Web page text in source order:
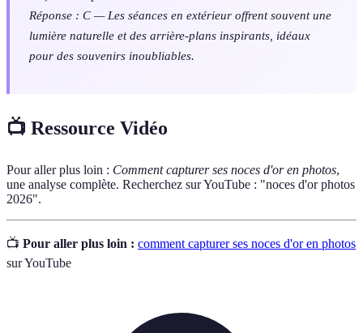
Réponse : C — Les séances en extérieur offrent souvent une
lumière naturelle et des arrière-plans inspirants, idéaux
pour des souvenirs inoubliables.
📺 Ressource Vidéo
Pour aller plus loin : Comment capturer ses noces d'or en photos,
une analyse complète. Recherchez sur YouTube : "noces d'or photos
2026".
📺 Pour aller plus loin : comment capturer ses noces d'or en photos
sur YouTube